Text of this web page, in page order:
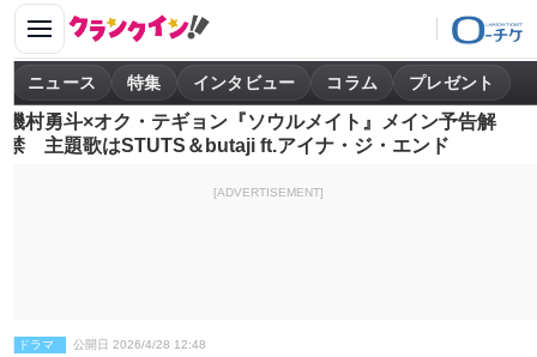
ニュース 特集 インタビュー コラム プレゼント
磯村勇斗×オク・テギョン『ソウルメイト』メイン予告解
禁 主題歌はSTUTS＆butaji ft.アイナ・ジ・エンド
[ADVERTISEMENT]
ドラマ 公開日 2026/4/28 12:48